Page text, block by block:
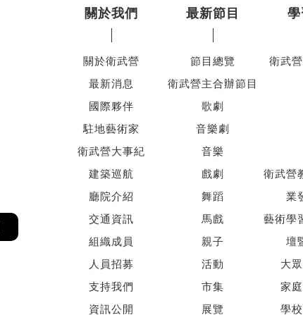
關於我們
關於衛武營
最新消息
國際夥伴
駐地藝術家
衛武營大事紀
建築巡航
廳院介紹
交通資訊
組織成員
人員招募
支持我們
資訊公開
最新節目
節目總覽
衛武營主合辦節目
歌劇
音樂劇
音樂
戲劇
舞蹈
馬戲
親子
活動
市集
展覽
衛武
衛武營
業
藝術學
壇
大
家
學